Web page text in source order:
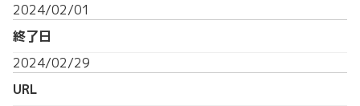
2024/02/01
終了日
2024/02/29
URL